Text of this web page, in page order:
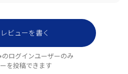
レビューを書く
ログインユーザーのみ
を投稿できます